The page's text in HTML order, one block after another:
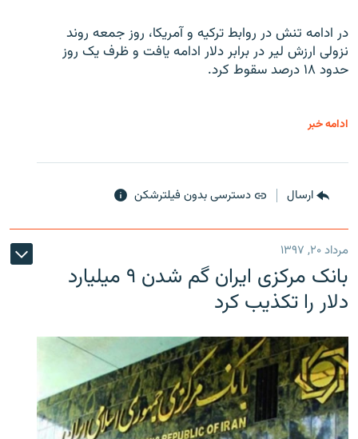
در ادامه تنش در روابط ترکیه و آمریکا، روز جمعه روند
نزولی ارزش لیر در برابر دلار ادامه یافت و ظرف یک روز
حدود ۱۸ درصد سقوط کرد.
ادامه خبر
ارسال دسترسی بدون فیلترشکن
مرداد ۲۰, ۱۳۹۷
بانک مرکزی ایران گم شدن ۹ میلیارد
دلار را تکذیب کرد